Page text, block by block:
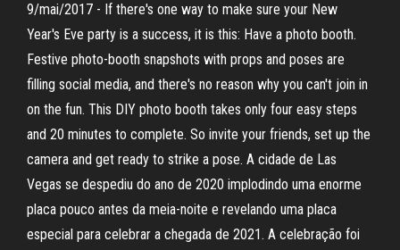
9/mai/2017 - If there's one way to make sure your New
Year's Eve party is a success, it is this: Have a photo booth.
Festive photo-booth snapshots with props and poses are
filling social media, and there's no reason why you can't join in
on the fun. This DIY photo booth takes only four easy steps
and 20 minutes to complete. So invite your friends, set up the
camera and get ready to strike a pose. A cidade de Las
Vegas se despediu do ano de 2020 implodindo uma enorme
placa pouco antes da meia-noite e revelando uma placa
especial para celebrar a chegada de 2021. A celebração foi